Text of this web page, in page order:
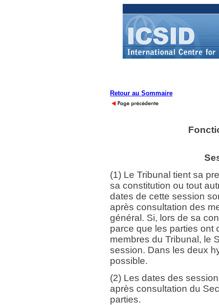
Retour au Sommaire
(1) Le Tribunal tient sa
sa constitution ou tout
dates de cette session
après consultation des
général. Si, lors de sa
parce que les parties ont
membres du Tribunal, le
session. Dans les deux
possible.
(2) Les dates des
après consultation du
parties.